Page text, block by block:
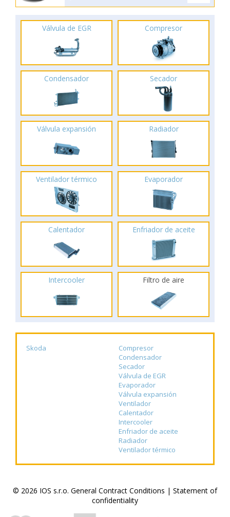
Válvula de EGR Compresor
Condensador Secador
Válvula expansión Radiador
Ventilador térmico Evaporador
Calentador Enfriador de aceite
Intercooler Filtro de aire
Skoda
Compresor
Condensador
Secador
Válvula de EGR
Evaporador
Válvula expansión
Ventilador
Calentador
Intercooler
Enfriador de aceite
Radiador
Ventilador térmico
© 2026 IOS s.r.o. General Contract Conditions | Statement of
confidentiality